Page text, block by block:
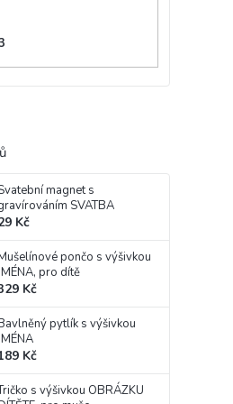
magnet s
SVATBA
Kč
pončo s výšivkou
pro dítě
Kč
pytlík s výšivkou
Kč
s výšivkou OBRÁZKU